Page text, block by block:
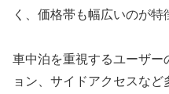
く、価格帯も幅広いのが特
車中泊を重視するユーザー
ョン、サイドアクセスな